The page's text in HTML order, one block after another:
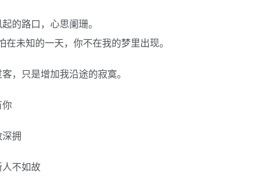
的路口，心思阑珊。
未知的一天，你不在我的梦里出现。
，只是增加我沿途的寂寞。
拥
不如故